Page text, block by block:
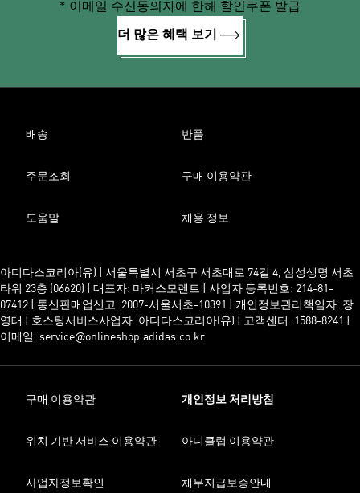
* 이메일 수신동의자에 한해 할인쿠폰 발급
더 많은 혜택 보기
배송 반품
주문조회 구매 이용약관
도움말 채용 정보
아디다스코리아(유) | 서울특별시 서초구 서초대로 74길 4, 삼성생명 서초
타워 23층 (06620) | 대표자: 마커스모렌트 | 사업자 등록번호: 214-81-
07412 | 통신판매업신고: 2007-서울서초-10391 | 개인정보관리책임자: 장
영태 | 호스팅서비스사업자: 아디다스코리아(유) | 고객센터: 1588-8241 |
이메일: service@onlineshop.adidas.co.kr
구매 이용약관 개인정보 처리방침
위치 기반 서비스 이용약관 아디클럽 이용약관
사업자정보확인 채무지급보증안내